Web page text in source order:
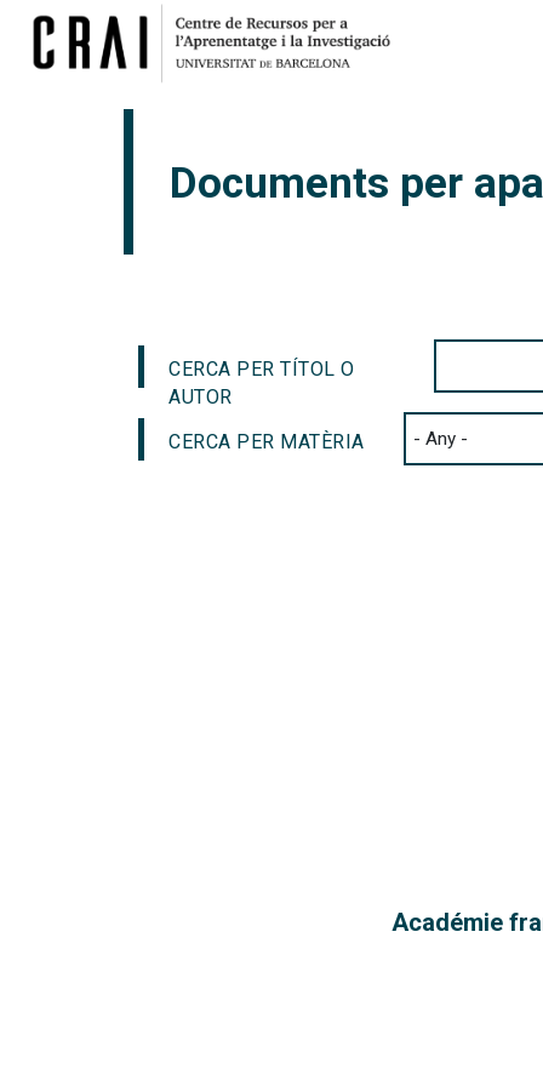
Documents per
CERCA PER TÍTOL O
AUTOR
CERCA PER MATÈRIA
Académie